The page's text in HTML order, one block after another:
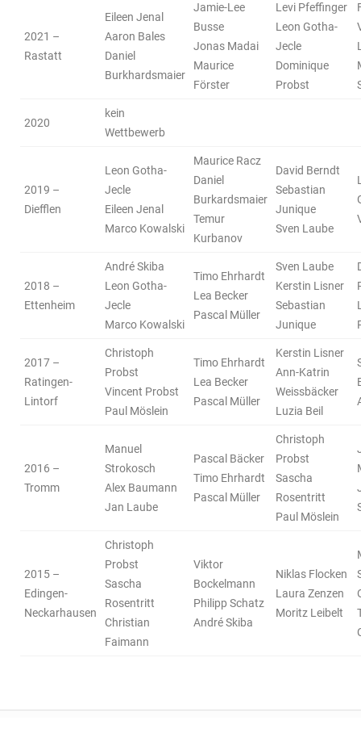
2021 –
Rastatt
Eileen Jenal
Aaron Bales
Daniel
Burkhardsmaier
Jamie-Lee
Busse
Jonas Madai
Maurice
Förster
Levi Pfeffinger
Leon Gotha-
Jecle
Dominique
Probst
2020
kein
Wettbewerb
2019 –
Diefflen
Leon Gotha-
Jecle
Eileen Jenal
Marco Kowalski
Maurice Racz
Daniel
Burkardsmaier
Temur
Kurbanov
David Berndt
Sebastian
Junique
Sven Laube
2018 –
Ettenheim
André Skiba
Leon Gotha-
Jecle
Marco Kowalski
Timo Ehrhardt
Lea Becker
Pascal Müller
Sven Laube
Kerstin Lisner
Sebastian
Junique
2017 –
Ratingen-
Lintorf
Christoph
Probst
Vincent Probst
Paul Möslein
Timo Ehrhardt
Lea Becker
Pascal Müller
Kerstin Lisner
Ann-Katrin
Weissbäcker
Luzia Beil
2016 –
Tromm
Manuel
Strokosch
Alex Baumann
Jan Laube
Pascal Bäcker
Timo Ehrhardt
Pascal Müller
Christoph
Probst
Sascha
Rosentritt
Paul Möslein
2015 –
Edingen-
Neckarhausen
Christoph
Probst
Sascha
Rosentritt
Christian
Faimann
Viktor
Bockelmann
Philipp Schatz
André Skiba
Niklas Flocken
Laura Zenzen
Moritz Leibelt